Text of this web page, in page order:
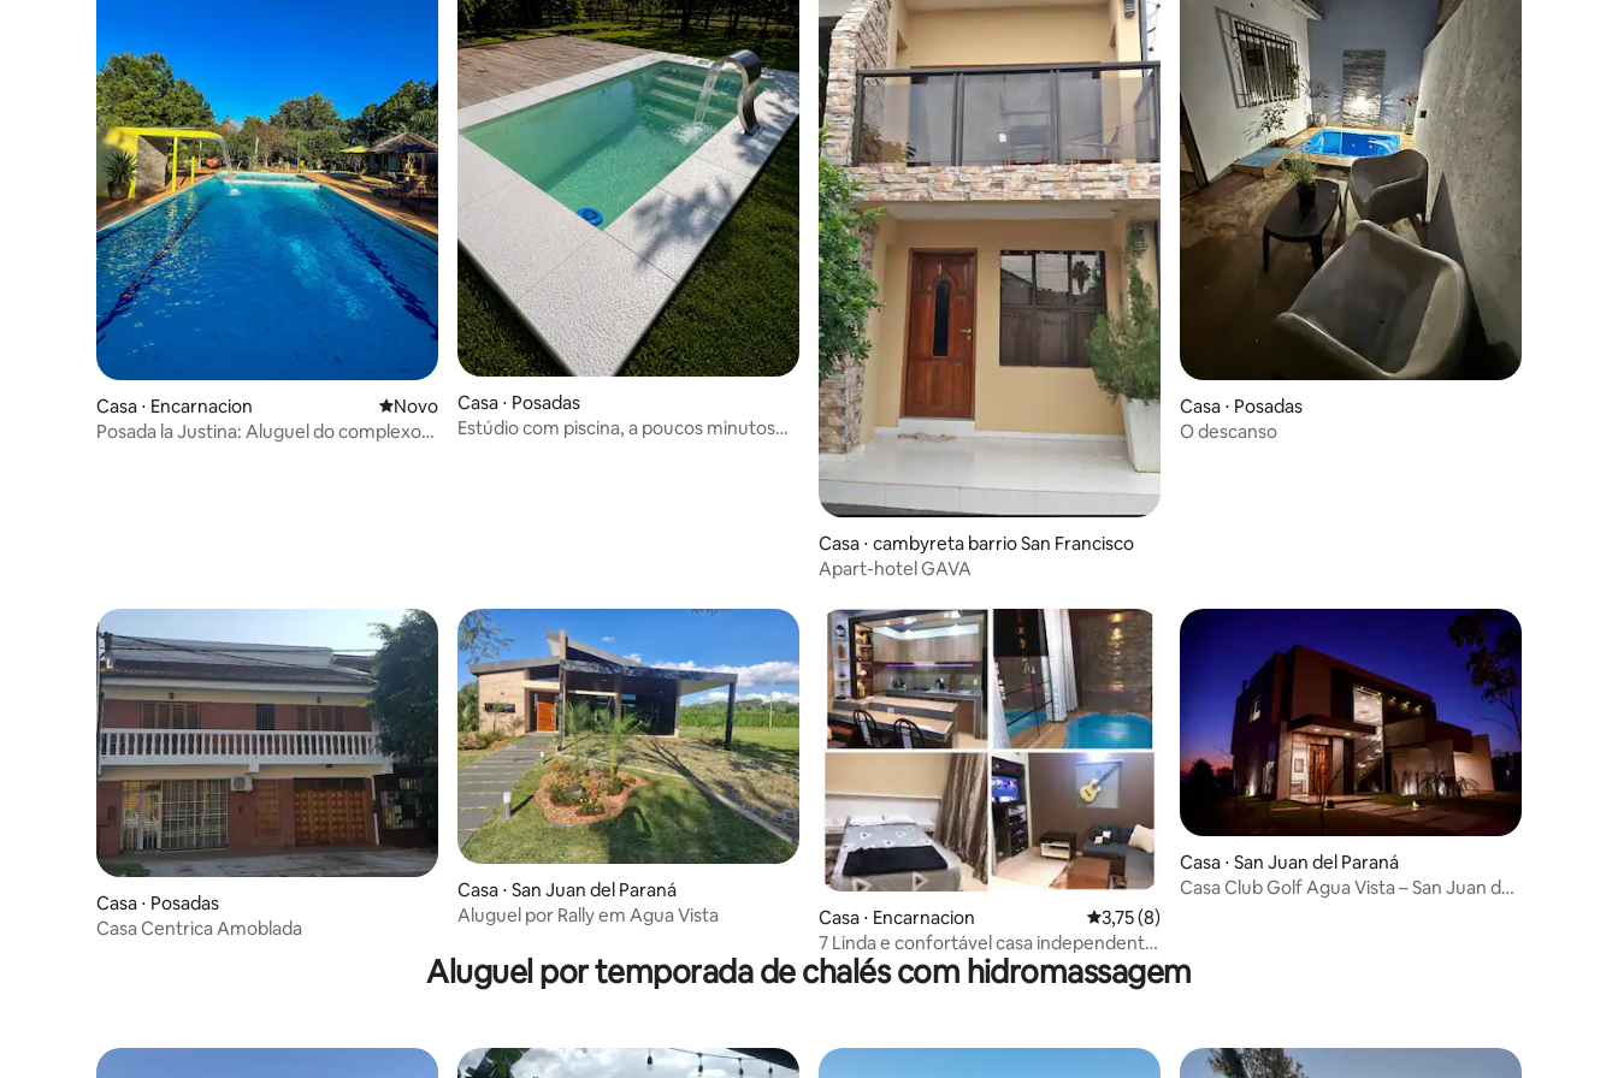
Casa ⋅ Encarnacion Novo lugar para ficar
Novo
Posada la Justina: Aluguel do complexo
Casa ⋅ Posadas
Estúdio com piscina, a poucos minutos
Casa ⋅ cambyreta barrio San Francisco
Apart-hotel GAVA
Casa ⋅ Posadas
O descanso
Casa ⋅ Posadas
Casa Centrica Amoblada
Casa ⋅ San Juan del Paraná
Aluguel por Rally em Agua Vista
Casa ⋅ Encarnacion 3,75 de uma avaliação média de 5, 8 avaliações
3,75 (8)
7 Linda e confortável casa independente
com piscina privada
Casa ⋅ San Juan del Paraná
Casa Club Golf Agua Vista – San Juan del
Aluguel por temporada de chalés com hidromassagem